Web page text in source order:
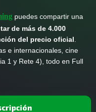
puedes compartir una
de más de 4.000
del precio oficial
e internacionales, cine
1 y Rete 4), todo en Full